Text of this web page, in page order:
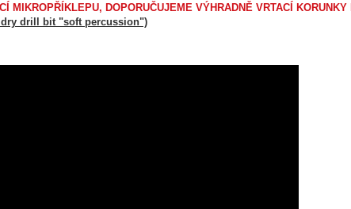
MIKROPŘÍKLEPU, DOPORUČUJEME VÝHRADNĚ VRTACÍ KORUNKY
dry drill bit "soft percussion")